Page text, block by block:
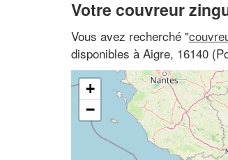
Votre couvreur
Vous avez recherché "
disponibles à Aigre, 16140
+
−